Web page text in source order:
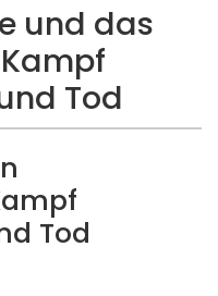
und das
Tod
Tod